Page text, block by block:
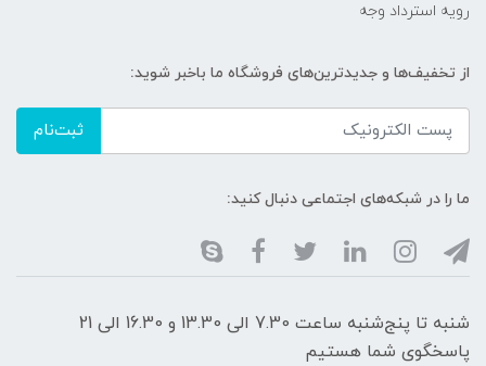
رویه استرداد وجه
از تخفیف‌ها و جدیدترین‌های فروشگاه ما باخبر شوید:
ثبت‌نام
ما را در شبکه‌های اجتماعی دنبال کنید:
شنبه تا پنج‌شنبه ساعت 7.30 الی 13.30 و 16.30 الی 21
پاسخگوی شما هستیم